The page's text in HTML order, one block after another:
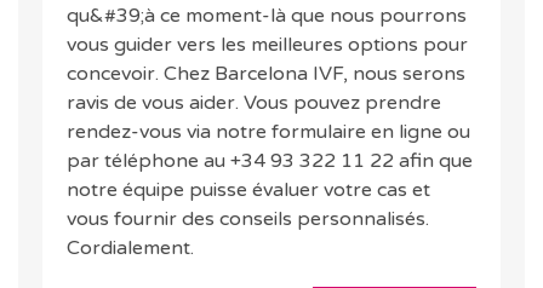
qu&#39;à ce moment-là que nous pourrons
vous guider vers les meilleures options pour
concevoir. Chez Barcelona IVF, nous serons
ravis de vous aider. Vous pouvez prendre
rendez-vous via notre formulaire en ligne ou
par téléphone au +34 93 322 11 22 afin que
notre équipe puisse évaluer votre cas et
vous fournir des conseils personnalisés.
Cordialement.